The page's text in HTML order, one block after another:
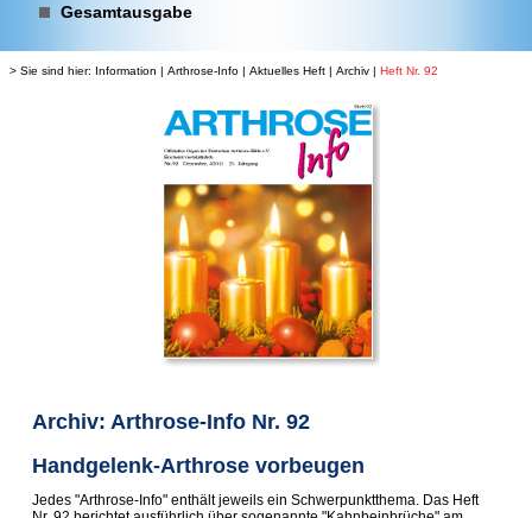
Gesamtausgabe
> Sie sind hier: Information | Arthrose-Info | Aktuelles Heft | Archiv | Heft Nr. 92
Archiv: Arthrose-Info Nr. 92
Handgelenk-Arthrose vorbeugen
Jedes "Arthrose-Info" enthält jeweils ein Schwerpunktthema. Das Heft